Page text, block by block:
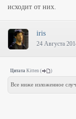
исходит от них.
iris
24 Августа
Цитата Kitten ( )
Все ниже изложенное